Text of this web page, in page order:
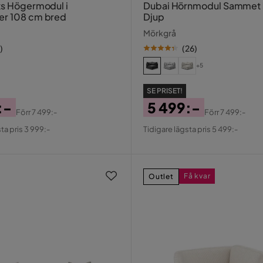
Högermodul i
108 cm bred
)
Förr7 499:-
pris 3 999:-
Dubai Hörnmodul Sammet
Djup
Mörkgrå
(26)
+5
SE PRISET!
Pris
5 499:-
Original
Förr7 499:-
Tidigare lägsta pris 5 499:-
Outlet Få kvar